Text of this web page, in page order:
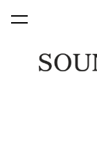
lisati ostukorvi.